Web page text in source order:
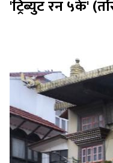
'ट्रिब्युट रन ५के'